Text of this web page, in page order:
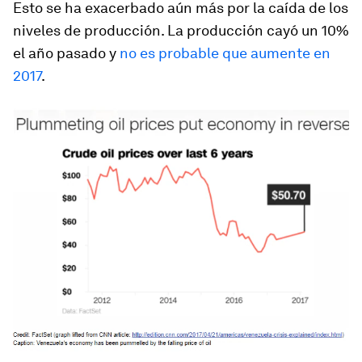
Esto se ha exacerbado aún más por la caída de los
niveles de producción. La producción cayó un 10%
el año pasado y no es probable que aumente en
2017.